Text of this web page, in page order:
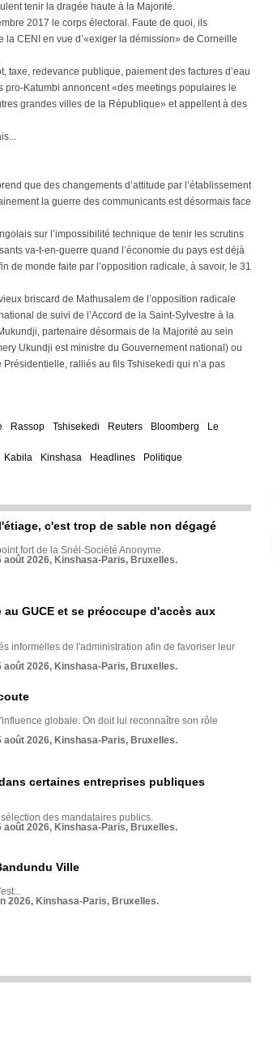
tenir la dragée haute à la Majorité.
2017 le corps électoral. Faute de quoi, ils
CENI en vue d’«exiger la démission» de Corneille
taxe, redevance publique, paiement des factures d’eau
pro-Katumbi annoncent «des meetings populaires le
grandes villes de la République» et appellent à des
que des changements d’attitude par l’établissement
la guerre des communicants est désormais face
sur l’impossibilité technique de tenir les scrutins
va-t-en-guerre quand l’économie du pays est déjà
de monde faite par l’opposition radicale, à savoir, le 31
briscard de Mathusalem de l’opposition radicale
de suivi de l’Accord de la Saint-Sylvestre à la
partenaire désormais de la Majorité au sein
Ukundji est ministre du Gouvernement national) ou
ralliés au fils Tshisekedi qui n’a pas
Rassop Tshisekedi Reuters Bloomberg
Le
Kabila Kinshasa Headlines Politique
c'est trop de sable non dégagé
fort de la Snél-Société Anonyme.
août 2026, Kinshasa-Paris, Bruxelles.
GUCE et se préoccupe d'accès aux
informelles de l'administration afin de favoriser leur
août 2026, Kinshasa-Paris, Bruxelles.
globale. On doit lui reconnaître son rôle
août 2026, Kinshasa-Paris, Bruxelles.
certaines entreprises publiques
des mandataires publics.
août 2026, Kinshasa-Paris, Bruxelles.
Ville
2026, Kinshasa-Paris, Bruxelles.